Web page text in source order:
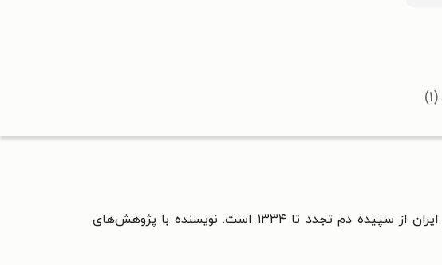
است. این کتاب مطالعه جامعه‌شناختی موسیقی در ایران از سپیده دم تجدد تا ۱۳۳۴ است. نویسنده با پژوهش‌های